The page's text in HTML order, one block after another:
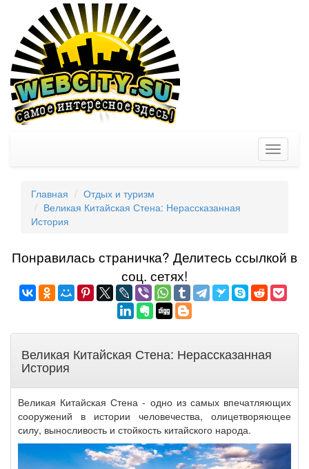
Toggle
Главная
Отдых и туризм
Великая Китайская Стена: Нерассказанная
История
Понравилась страничка? Делитеcь ссылкой в
соц. сетях!
Великая Китайская Стена: Нерассказанная
История
Великая Китайская Стена - одно из самых впечатляющих
сооружений в истории человечества, олицетворяющее
силу, выносливость и стойкость китайского народа.